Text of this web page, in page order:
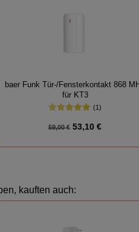
baer Funk Tür-/Fensterkontakt 868
für KT3
(1)
59,00 € 53,10 €
kauften auch: